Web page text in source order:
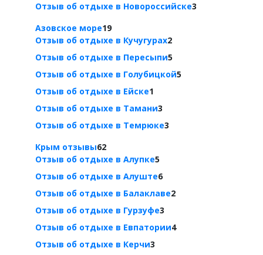
Отзыв об отдыхе в Новороссийске3
Азовское море19
Отзыв об отдыхе в Кучугурах2
Отзыв об отдыхе в Пересыпи5
Отзыв об отдыхе в Голубицкой5
Отзыв об отдыхе в Ейске1
Отзыв об отдыхе в Тамани3
Отзыв об отдыхе в Темрюке3
Крым отзывы62
Отзыв об отдыхе в Алупке5
Отзыв об отдыхе в Алуште6
Отзыв об отдыхе в Балаклаве2
Отзыв об отдыхе в Гурзуфе3
Отзыв об отдыхе в Евпатории4
Отзыв об отдыхе в Керчи3